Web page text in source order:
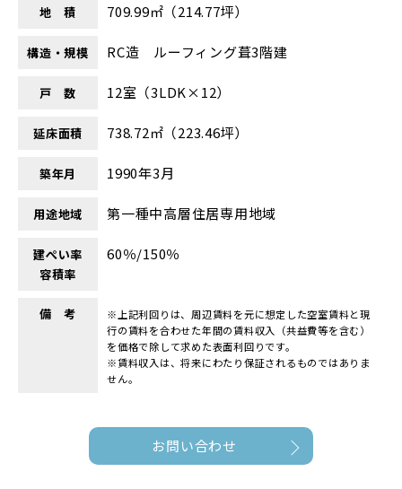
地 積 709.99㎡（214.77坪）
構造・規模 RC造 ルーフィング葺3階建
戸 数 12室（3LDK×12）
延床面積 738.72㎡（223.46坪）
築年月 1990年3月
用途地域 第一種中高層住居専用地域
建ぺい率
容積率
60％/150％
備 考
※上記利回りは、周辺賃料を元に想定した空室賃料と現
行の賃料を合わせた年間の賃料収入（共益費等を含む）
を価格で除して求めた表面利回りです。
※賃料収入は、将来にわたり保証されるものではありま
せん。
お問い合わせ